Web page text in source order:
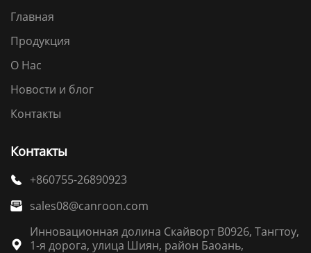
Главная
Продукция
О Нас
Новости и блог
Контакты
Контакты
 +860755-26890923
 sales08@canroon.com

Инновационная долина Скайворт B0926, Тангтоу,
1-я дорога, улица Шиян, район Баоань,